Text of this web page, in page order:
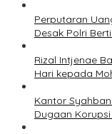
Perputaran
Desak Polri
Rizal Intjenae
Hari kepada
Kantor
Dugaan